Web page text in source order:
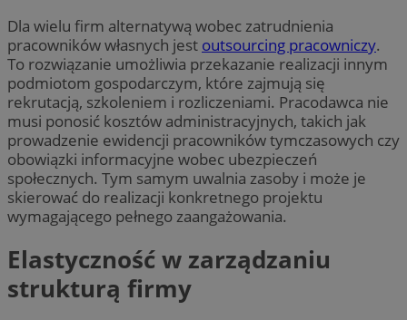
Dla wielu firm alternatywą wobec zatrudnienia
pracowników własnych jest outsourcing pracowniczy.
To rozwiązanie umożliwia przekazanie realizacji innym
podmiotom gospodarczym, które zajmują się
rekrutacją, szkoleniem i rozliczeniami. Pracodawca nie
musi ponosić kosztów administracyjnych, takich jak
prowadzenie ewidencji pracowników tymczasowych czy
obowiązki informacyjne wobec ubezpieczeń
społecznych. Tym samym uwalnia zasoby i może je
skierować do realizacji konkretnego projektu
wymagającego pełnego zaangażowania.
Elastyczność w zarządzaniu
strukturą firmy